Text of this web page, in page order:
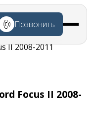
Позвонить
II 2008-2011
Focus II 2008-